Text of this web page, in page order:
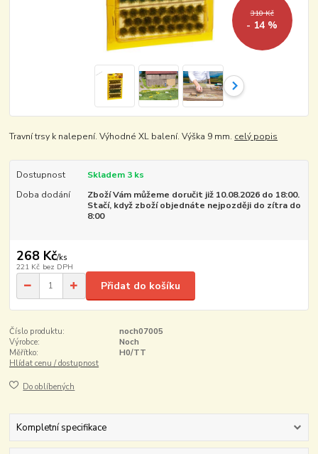
310 Kč
- 14 %
Travní trsy k nalepení. Výhodné XL balení. Výška 9 mm. celý popis
Dostupnost
Skladem 3 ks
Doba dodání
Zboží Vám můžeme doručit již 10.08.2026 do 18:00.
Stačí, když zboží objednáte nejpozději do zítra do
8:00
268 Kč/ks
221 Kč bez DPH
Přidat do košíku
Číslo produktu:
noch07005
Výrobce:
Noch
Měřítko:
H0/TT
Hlídat cenu / dostupnost
Do oblíbených
Kompletní specifikace